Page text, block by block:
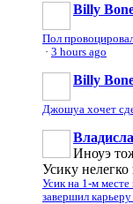
Billy
Пол
· 3 hours ago
Billy
Джошуа хочет
Иноуэ
Усику
Усик на 1-м
завершил карьеру